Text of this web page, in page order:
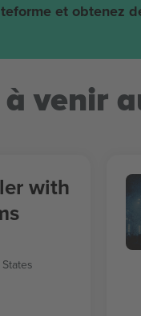
et obtenez
venir
with